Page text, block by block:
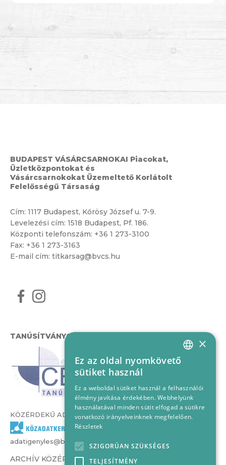
BUDAPEST VÁSÁRCSARNOKAI Piacokat,
Üzletközpontokat és
Vásárcsarnokokat Üzemeltető Korlátolt
Felelősségű Társaság
Cím: 1117 Budapest, Kőrösy József u. 7-9.
Levelezési cím: 1518 Budapest, Pf. 186.
Központi telefonszám: +36 1 273-3100
Fax: +36 1 273-3163
E-mail cím: titkarsag@bvcs.hu
TANÚSÍTVÁNYOK
KÖZÉRDEKŰ ADATOK
adatigenyles@bvcs.hu
ARCHÍV KÖZÉRDEKŰ ADATOK –
HUNGARIAN
×
Ez az oldal nyomkövető
sütiket használ
Ez a weboldal sütiket használ a felhasználói
élmény javítása érdekében. Webhelyünk
használatával minden sütit elfogad a sütikre
vonatkozó irányelveinknek megfelelően.
Részletek
SZIGORÚAN SZÜKSÉGES
TELJESÍTMÉNY